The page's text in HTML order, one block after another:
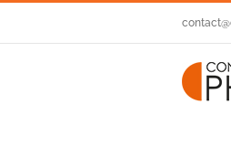
contenu